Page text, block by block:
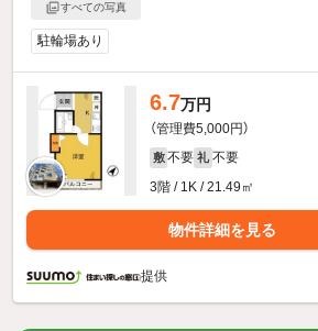
すべての写真
駐輪場あり
6.7万円
（管理費5,000円）
敷 不要 礼 不要
3階 / 1K / 21.49㎡
物件詳細を見る
提供